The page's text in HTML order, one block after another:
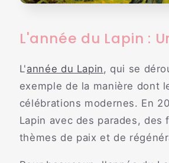
L'année du Lapin :
L'année du Lapin, qui se
exemple de la manière dont
célébrations modernes. En
Lapin avec des parades,
thèmes de paix et de